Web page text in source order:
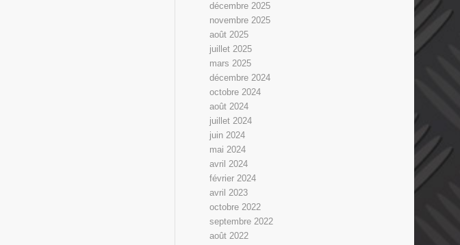
décembre 2025
novembre 2025
août 2025
juillet 2025
mars 2025
décembre 2024
octobre 2024
août 2024
juillet 2024
juin 2024
mai 2024
avril 2024
février 2024
avril 2023
octobre 2022
septembre 2022
août 2022